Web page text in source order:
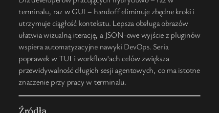
terminalu, raz w GUI – handoff eliminuje zbędne kroki i
utrzymuje ciągłość kontekstu. Lepsza obsługa obrazów
ułatwia wizualną iterację, a JSON-owe wyjście z pluginów
wspiera automatyzacyjne nawyki DevOps. Seria
poprawek w TUI i workflow'ach celów zwiększa
przewidywalność długich sesji agentowych, co ma istotne
znaczenie przy pracy w terminalu.
Źródła